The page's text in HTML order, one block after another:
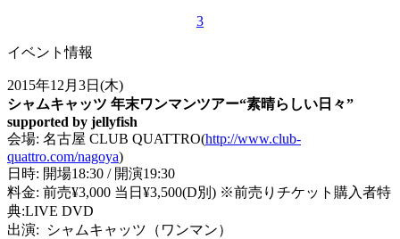
3
イベント情報
2015年12月3日(木)
シャムキャッツ 年末ワンマンツアー“素晴らしい日々”
supported by jellyfish
会場: 名古屋 CLUB QUATTRO(http://www.club-
quattro.com/nagoya)
日時: 開場18:30 / 開演19:30
料金: 前売¥3,000 当日¥3,500(D別) ※前売りチケット購入者特
典:LIVE DVD
出演:
シャムキャッツ （ワンマン）